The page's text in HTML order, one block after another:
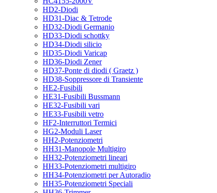
HD2-Diodi
HD31-Diac & Tetrode
HD32-Diodi Germanio
HD33-Diodi schottky
HD34-Diodi silicio
HD35-Diodi Varicap
HD36-Diodi Zener
HD37-Ponte di diodi ( Graetz )
HD38-Soppressore di Transiente
HE2-Fusibili
HE31-Fusibili Bussmann
HE32-Fusibili vari
HE33-Fusibili vetro
HF2-Interruttori Termici
HG2-Moduli Laser
HH2-Potenziometri
HH31-Manopole Multigiro
HH32-Potenziometri lineari
HH33-Potenziometri multigiro
HH34-Potenziometri per Autoradio
HH35-Potenziometri Speciali